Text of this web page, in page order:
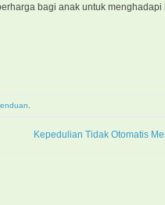
bagi anak untuk menghadapi
Kepedulian Tidak Otomatis